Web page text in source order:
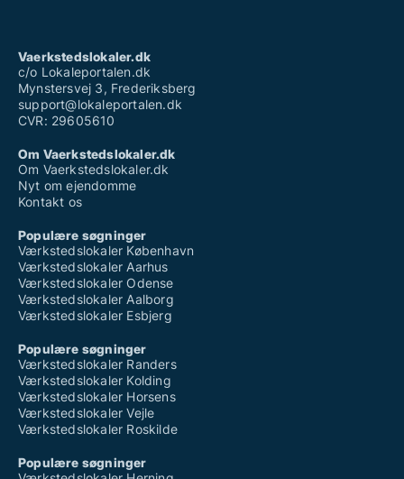
Vaerkstedslokaler.dk
c/o Lokaleportalen.dk
Mynstersvej 3, Frederiksberg
support@lokaleportalen.dk
CVR: 29605610
Om Vaerkstedslokaler.dk
Om Vaerkstedslokaler.dk
Nyt om ejendomme
Kontakt os
Populære søgninger
Værkstedslokaler København
Værkstedslokaler Aarhus
Værkstedslokaler Odense
Værkstedslokaler Aalborg
Værkstedslokaler Esbjerg
Populære søgninger
Værkstedslokaler Randers
Værkstedslokaler Kolding
Værkstedslokaler Horsens
Værkstedslokaler Vejle
Værkstedslokaler Roskilde
Populære søgninger